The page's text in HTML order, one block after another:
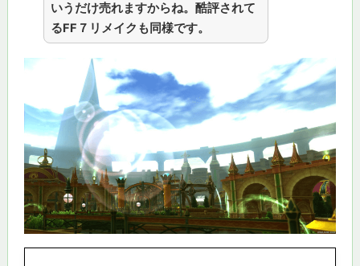
いうだけ売れますからね。酷評されて
るFF７リメイクも同様です。